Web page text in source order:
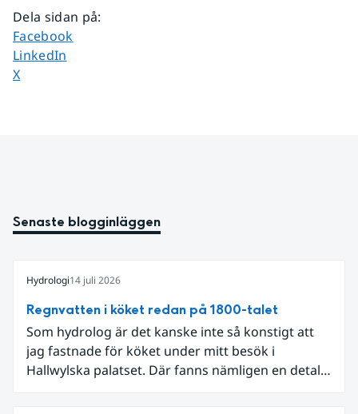
Dela sidan på:
Dela sidan på
Facebook
Dela sidan på
LinkedIn
Dela sidan på
X
Senaste blogginläggen
Hydrologi14 juli 2026
Regnvatten i köket redan på 1800-talet
Som hydrolog är det kanske inte så konstigt att
jag fastnade för köket under mitt besök i
Hallwylska palatset. Där fanns nämligen en detalj